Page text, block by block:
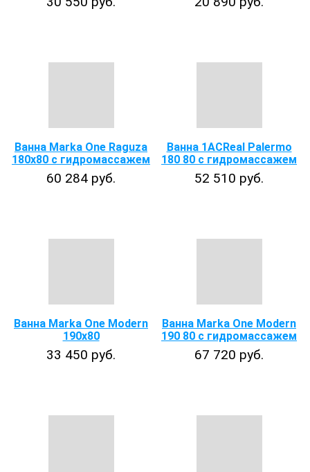
Ванна Marka One Raguza
180x80 с гидромассажем
60 284 руб.
Ванна 1ACReal Palermo
180 80 с гидромассажем
52 510 руб.
Ванна Marka One Modern
190x80
33 450 руб.
Ванна Marka One Modern
190 80 с гидромассажем
67 720 руб.